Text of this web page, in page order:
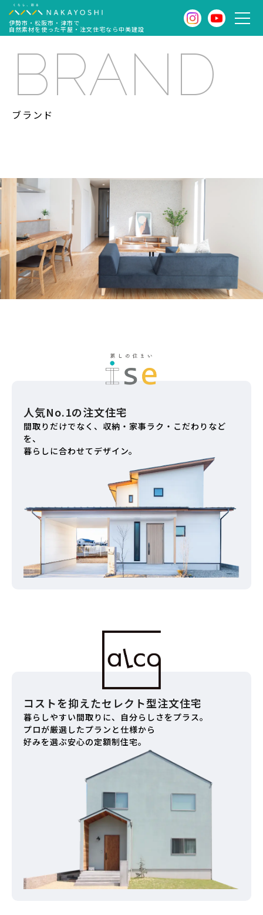
伊勢市・松阪市・津市で
自然素材を使った平屋・注文住宅なら中美建設
BRAND
ブランド
人気No.1の注文住宅
間取りだけでなく、収納・家事ラク・こだわりなど
を、
暮らしに合わせてデザイン。
コストを抑えたセレクト型注文住宅
暮らしやすい間取りに、自分らしさをプラス。
プロが厳選したプランと仕様から
好みを選ぶ安心の定額制住宅。